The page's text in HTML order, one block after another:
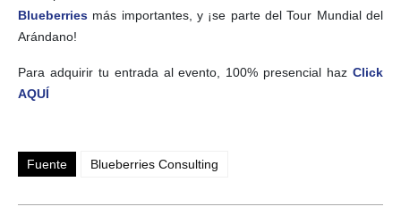
Blueberries más importantes, y ¡se parte del Tour Mundial del
Arándano!
Para adquirir tu entrada al evento, 100% presencial haz Click
AQUÍ
Fuente Blueberries Consulting